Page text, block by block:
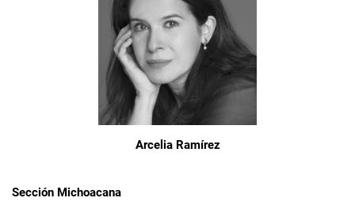
Arcelia Ramírez
Sección Michoacana